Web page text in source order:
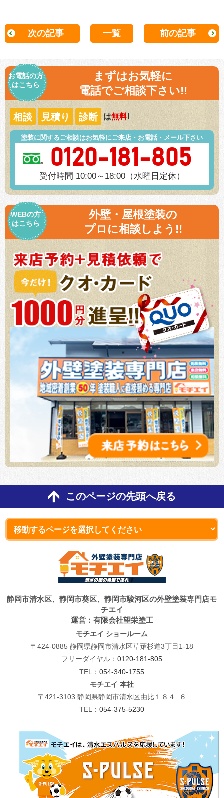
次の記事 一覧 前の記事
お電話の方
はこちら
まずはお気軽に
電話でご相談下さい!!
相談 見積り 診断 は無料!
塗装に関するご相談はお気軽にご来店・お電話・メール下さい
0120-181-805
受付時間 10:00～18:00（水曜日定休）
WEBの方
はこちら
外壁・屋根塗装の
プロに相談しよう!!
このページの先頭へ戻る
静岡市清水区、静岡市葵区、静岡市駿河区の外壁塗装専門店モ
チエイ
運営：有限会社望栄塗工
モチエイ ショールーム
〒424-0885 静岡県静岡市清水区草薙杉道3丁目1-18
フリーダイヤル： 0120-181-805
TEL： 054-340-1755
モチエイ 本社
〒421-3103 静岡県静岡市清水区由比１８４−６
TEL： 054-375-5230